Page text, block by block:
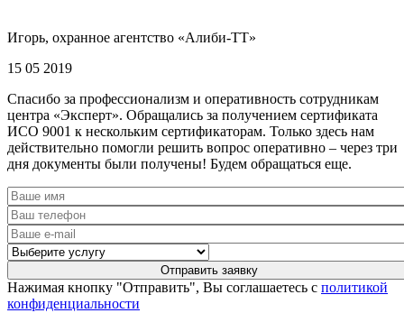
Игорь, охранное агентство «Алиби-ТТ»
15 05 2019
Спасибо за профессионализм и оперативность сотрудникам
центра «Эксперт». Обращались за получением сертификата
ИСО 9001 к нескольким сертификаторам. Только здесь нам
действительно помогли решить вопрос оперативно – через три
дня документы были получены! Будем обращаться еще.
Нажимая кнопку "Отправить", Вы соглашаетесь с политикой
конфиденциальности